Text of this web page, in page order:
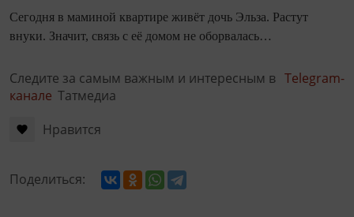
Се­го­дня в маминой квартире живёт дочь Эльза. Растут
внуки. Значит, связь с её домом не оборвалась…
Следите за самым важным и интересным в Telegram-
канале Татмедиа
Нравится
Поделиться: